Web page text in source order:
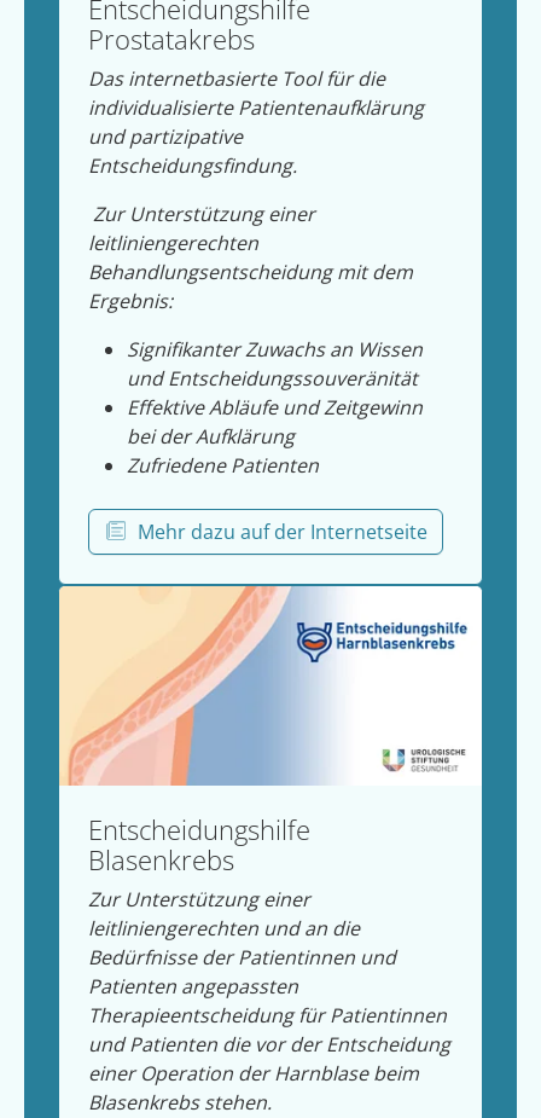
Entscheidungshilfe
Prostatakrebs
Das internetbasierte Tool für die
individualisierte Patientenaufklärung
und partizipative
Entscheidungsfindung.
Zur Unterstützung einer
leitliniengerechten
Behandlungsentscheidung mit dem
Ergebnis:
Signifikanter Zuwachs an Wissen
und Entscheidungssouveränität
Effektive Abläufe und Zeitgewinn
bei der Aufklärung
Zufriedene Patienten
Mehr dazu auf der Internetseite
Entscheidungshilfe
Blasenkrebs
Zur Unterstützung einer
leitliniengerechten und an die
Bedürfnisse der Patientinnen und
Patienten angepassten
Therapieentscheidung für Patientinnen
und Patienten die vor der Entscheidung
einer Operation der Harnblase beim
Blasenkrebs stehen.